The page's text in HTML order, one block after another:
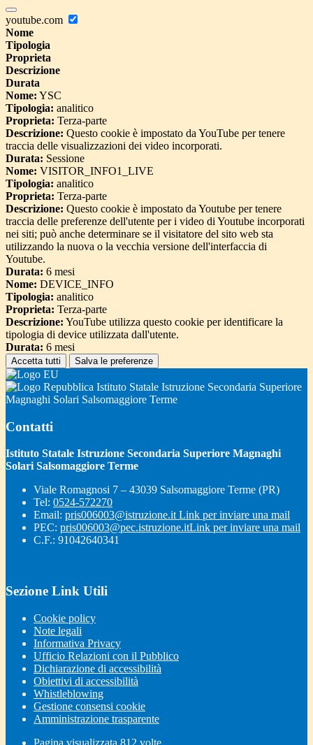
youtube.com
Nome
Tipologia
Proprieta
Descrizione
Durata
Nome: YSC
Tipologia: analitico
Proprieta: Terza-parte
Descrizione: Questo cookie è impostato da YouTube per tenere
traccia delle visualizzazioni dei video incorporati.
Durata: Sessione
Nome: VISITOR_INFO1_LIVE
Tipologia: analitico
Proprieta: Terza-parte
Descrizione: Questo cookie è impostato da Youtube per tenere
traccia delle preferenze dell'utente per i video di Youtube incorporati
nei siti; può anche determinare se il visitatore del sito web sta
utilizzando la nuova o la vecchia versione dell'interfaccia di
Youtube.
Durata: 6 mesi
Nome: DEVICE_INFO
Tipologia: analitico
Proprieta: Terza-parte
Descrizione: YouTube utilizza questo cookie per identificare la
tipologia di device utilizzata dall'utente.
Durata: 6 mesi
Accetta tutti Salva le preferenze
Istituto Statale Istruzione Secondaria Superiore
Magnaghi Solari Salsomaggiore Terme
Contatti
Istituto Statale Istruzione Secondaria Superiore Magnaghi
Solari Salsomaggiore Terme
Viale Romagnosi 7 – 43039 Salsomaggiore Terme (PR)
Tel: 0524-572270
Email: pris006003@istruzione.itLink per inviare una mail
PEC: pris006003@pec.istruzione.itLink per inviare una mail
C.F.: 91042640341
Sezione Link Utili
Cookie policy
Note legali
Informativa Privacy
Ufficio Relazioni con il Pubblico
Dichiarazione di accessibilità
Obiettivi di accessibilità
Whistleblowing
Gestione consensi cookie
Amministrazione trasparente
Pagina visualizzata 812 volte